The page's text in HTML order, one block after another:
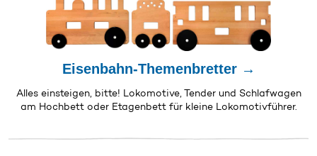
Eisenbahn-Themenbretter →
Alles einsteigen, bitte! Lokomotive, Tender und Schlafwagen
am Hochbett oder Etagenbett für kleine Lokomotivführer.